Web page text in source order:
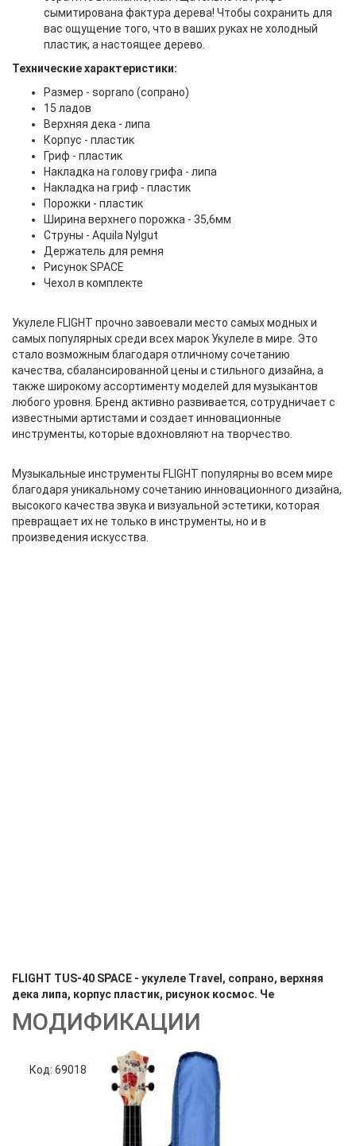
сымитирована фактура дерева! Чтобы сохранить для
вас ощущение того, что в ваших руках не холодный
пластик, а настоящее дерево.
Технические характеристики:
Размер - soprano (сопрано)
15 ладов
Верхняя дека - липа
Корпус - пластик
Гриф - пластик
Накладка на голову грифа - липа
Накладка на гриф - пластик
Порожки - пластик
Ширина верхнего порожка - 35,6мм
Струны - Aquila Nylgut
Держатель для ремня
Рисунок SPACE
Чехол в комплекте
Укулеле FLIGHT прочно завоевали место самых модных и
самых популярных среди всех марок Укулеле в мире. Это
стало возможным благодаря отличному сочетанию
качества, сбалансированной цены и стильного дизайна, а
также широкому ассортименту моделей для музыкантов
любого уровня. Бренд активно развивается, сотрудничает с
известными артистами и создает инновационные
инструменты, которые вдохновляют на творчество.
Музыкальные инструменты FLIGHT популярны во всем мире
благодаря уникальному сочетанию инновационного дизайна,
высокого качества звука и визуальной эстетики, которая
превращает их не только в инструменты, но и в
произведения искусства.
FLIGHT TUS-40 SPACE - укулеле Travel, сопрано, верхняя
дека липа, корпус пластик, рисунок космос. Че
МОДИФИКАЦИИ
Код: 69018